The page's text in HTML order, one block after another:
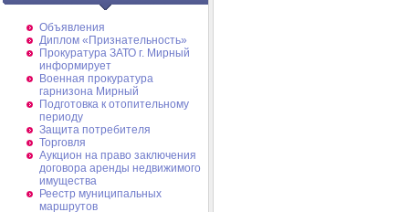
Объявления
Диплом «Признательность»
Прокуратура ЗАТО г. Мирный
информирует
Военная прокуратура
гарнизона Мирный
Подготовка к отопительному
периоду
Защита потребителя
Торговля
Аукцион на право заключения
договора аренды недвижимого
имущества
Реестр муниципальных
маршрутов